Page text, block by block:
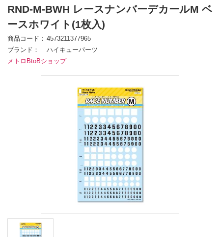
RND-M-BWH レースナンバーデカールM ベ
ースホワイト(1枚入)
商品コード
4573211377965
ブランド
ハイキューパーツ
メトロBtoBショップ